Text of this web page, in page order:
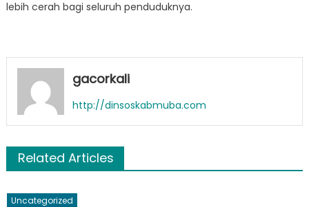
lebih cerah bagi seluruh penduduknya.
gacorkali
http://dinsoskabmuba.com
Related Articles
Uncategorized